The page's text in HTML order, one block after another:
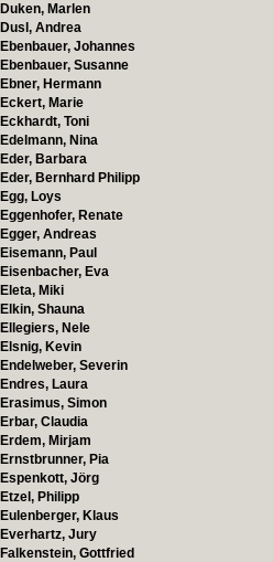
Duken, Marlen
Dusl, Andrea
Ebenbauer, Johannes
Ebenbauer, Susanne
Ebner, Hermann
Eckert, Marie
Eckhardt, Toni
Edelmann, Nina
Eder, Barbara
Eder, Bernhard Philipp
Egg, Loys
Eggenhofer, Renate
Egger, Andreas
Eisemann, Paul
Eisenbacher, Eva
Eleta, Miki
Elkin, Shauna
Ellegiers, Nele
Elsnig, Kevin
Endelweber, Severin
Endres, Laura
Erasimus, Simon
Erbar, Claudia
Erdem, Mirjam
Ernstbrunner, Pia
Espenkott, Jörg
Etzel, Philipp
Eulenberger, Klaus
Everhartz, Jury
Falkenstein, Gottfried